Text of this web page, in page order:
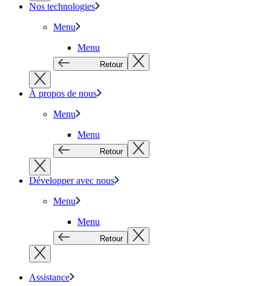
Nos technologies
Menu
Menu
Retour
À propos de nous
Menu
Menu
Retour
Développer avec nous
Menu
Menu
Retour
Assistance